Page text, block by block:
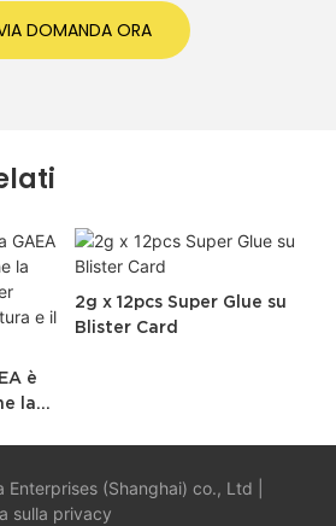
DOMANDA ORA
è
la
2g x 12pcs Super Glue su
Blister Card
(Shanghai) co., Ltd |
sulla privacy